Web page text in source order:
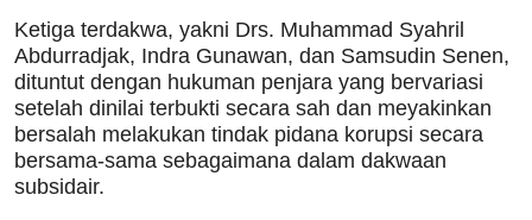
Ketiga terdakwa, yakni Drs. Muhammad Syahril
Abdurradjak, Indra Gunawan, dan Samsudin Senen,
dituntut dengan hukuman penjara yang bervariasi
setelah dinilai terbukti secara sah dan meyakinkan
bersalah melakukan tindak pidana korupsi secara
bersama-sama sebagaimana dalam dakwaan
subsidair.